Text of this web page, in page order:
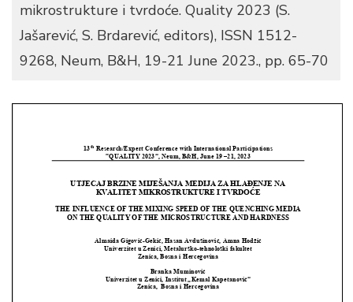
mikrostrukture i tvrdoće. Quality 2023 (S.
Jašarević, S. Brdarević, editors), ISSN 1512-
9268, Neum, B&H, 19-21 June 2023., pp. 65-70